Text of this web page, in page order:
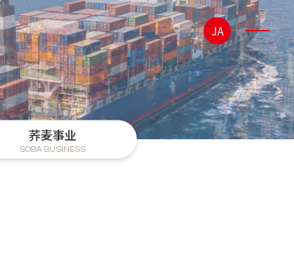
JA
荞麦事业
SOBA BUSINESS